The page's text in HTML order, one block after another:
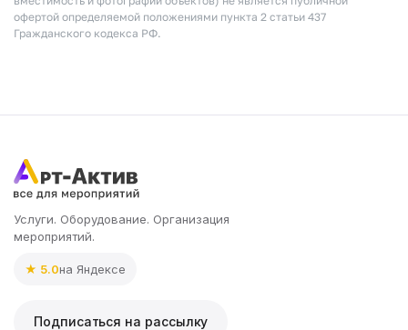
офертой определяемой положениями пункта 2 статьи 437
Гражданского кодекса РФ.
Услуги. Оборудование. Организация
мероприятий.
★ 5.0на Яндексе
Подписаться на рассылку